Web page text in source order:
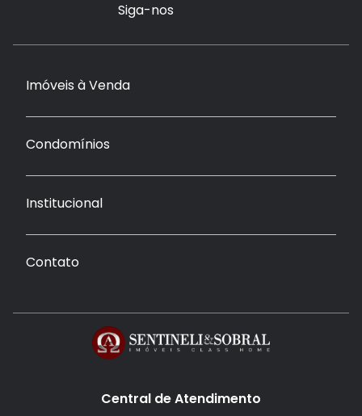
Siga-nos
Imóveis à Venda
Condomínios
Institucional
Contato
Central de Atendimento